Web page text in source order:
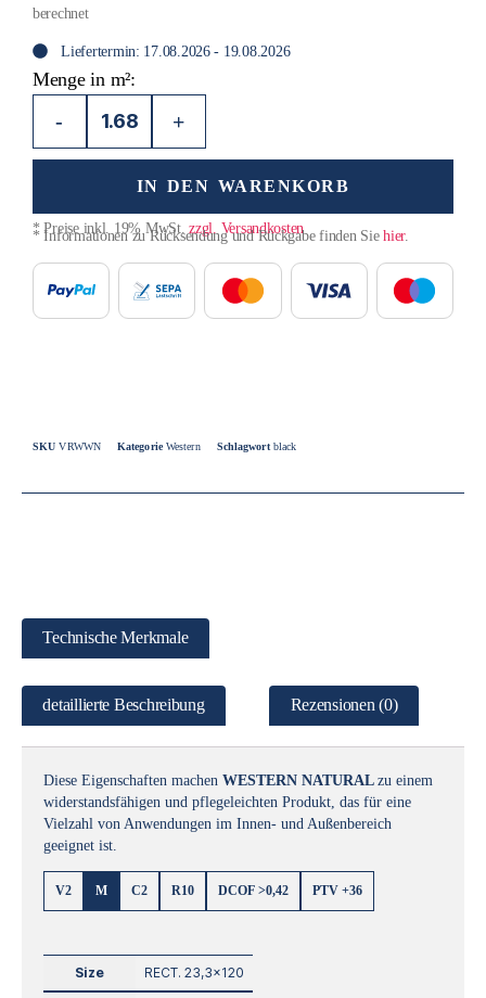
berechnet
Liefertermin: 17.08.2026 - 19.08.2026
Menge in m²:
- +
IN DEN WARENKORB
* Preise inkl. 19% MwSt.zzgl. Versandkosten
* Informationen zu Rücksendung und Rückgabe finden Siehier.
SKUVRWWN Kategorie Western Schlagwort black
Technische Merkmale
detaillierte Beschreibung Rezensionen (0)
Diese Eigenschaften machen WESTERN NATURALzu einem
widerstandsfähigen und pflegeleichten Produkt, das für eine
Vielzahl von Anwendungen im Innen- und Außenbereich
geeignet ist.
V2 M C2 R10 DCOF >0,42 PTV +36
Size RECT. 23,3×120